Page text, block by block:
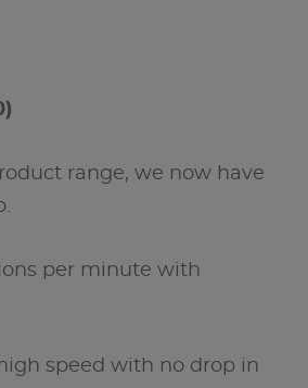
range, we now have
per minute with
speed with no drop in